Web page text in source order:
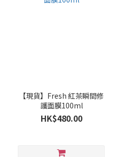
【現貨】Fresh 紅茶瞬間修
護面膜100ml
HK$480.00